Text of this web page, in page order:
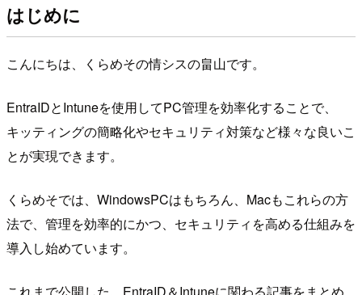
はじめに
こんにちは、くらめその情シスの畠山です。
EntraIDとIntuneを使用してPC管理を効率化することで、
キッティングの簡略化やセキュリティ対策など様々な良いこ
とが実現できます。
くらめそでは、WindowsPCはもちろん、Macもこれらの方
法で、管理を効率的にかつ、セキュリティを高める仕組みを
導入し始めています。
これまで公開した、EntraID＆Intuneに関わる記事をまとめ